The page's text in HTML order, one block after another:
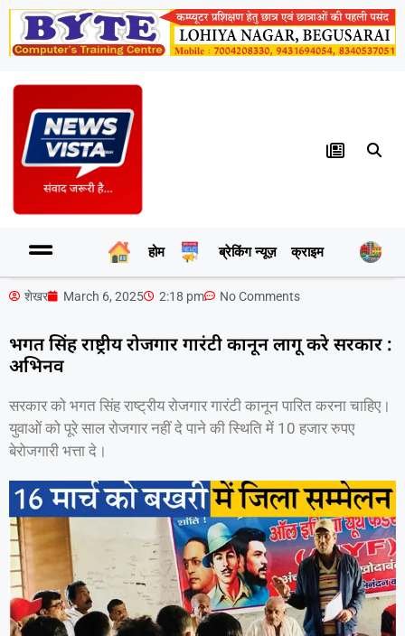
होम ब्रेकिंग न्यूज़ क्राइम
शेखर March 6, 2025 2:18 pm No Comments
भगत सिंह राष्ट्रीय रोजगार गारंटी कानून लागू करे सरकार :
अभिनव
सरकार को भगत सिंह राष्ट्रीय रोजगार गारंटी कानून पारित करना चाहिए।
युवाओं को पूरे साल रोजगार नहीं दे पाने की स्थिति में 10 हजार रुपए
बेरोजगारी भत्ता दे।